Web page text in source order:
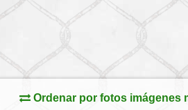
Ordenar por fotos imágenes